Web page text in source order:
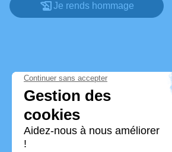
Je rends hommage